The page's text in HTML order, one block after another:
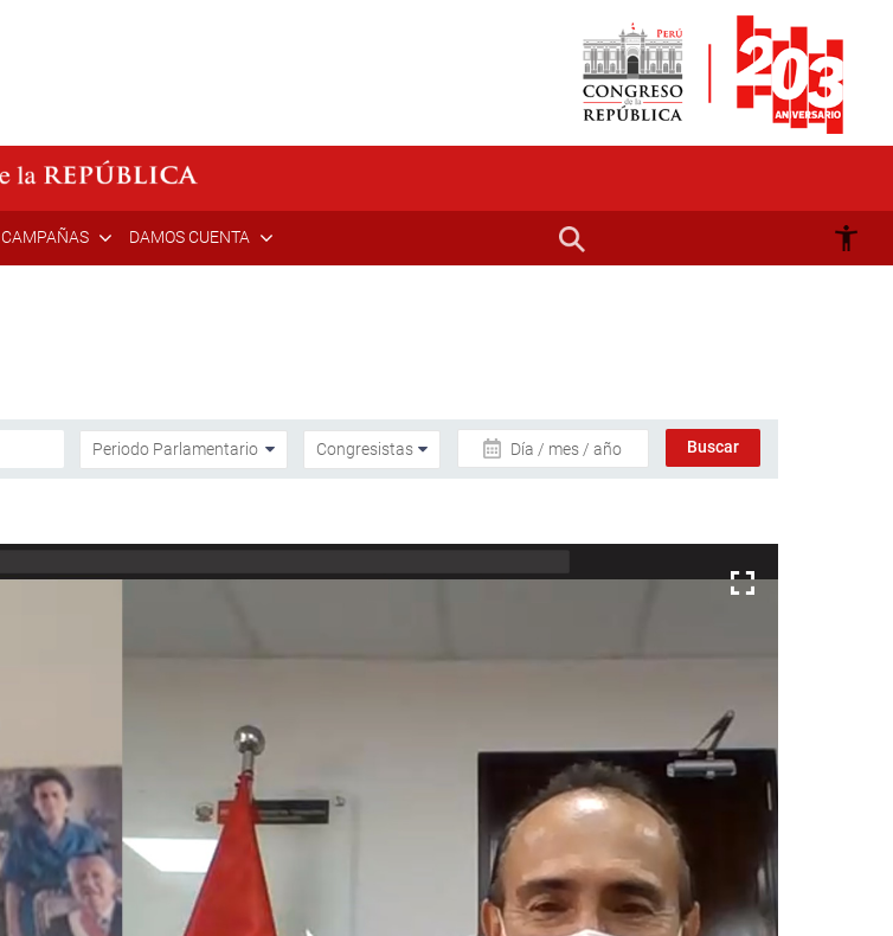
CAMPAÑAS DAMOS CUENTA
Día / mes / año